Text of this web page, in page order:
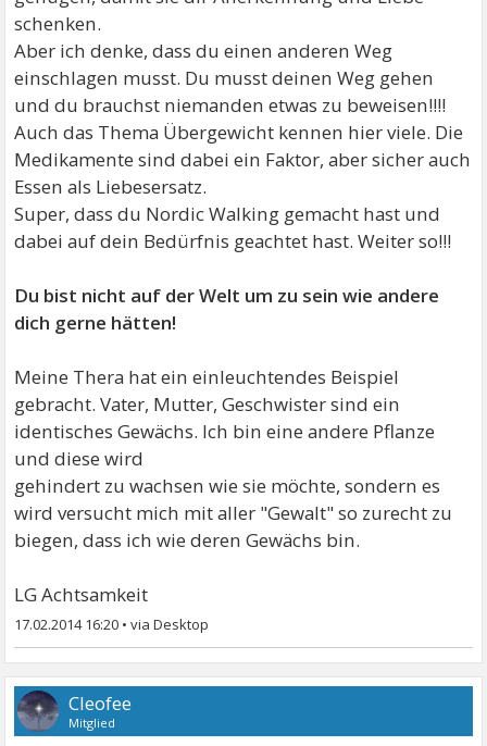
schenken.
Aber ich denke, dass du einen anderen Weg
einschlagen musst. Du musst deinen Weg gehen
und du brauchst niemanden etwas zu beweisen!!!!
Auch das Thema Übergewicht kennen hier viele. Die
Medikamente sind dabei ein Faktor, aber sicher auch
Essen als Liebesersatz.
Super, dass du Nordic Walking gemacht hast und
dabei auf dein Bedürfnis geachtet hast. Weiter so!!!
Du bist nicht auf der Welt um zu sein wie andere
dich gerne hätten!
Meine Thera hat ein einleuchtendes Beispiel
gebracht. Vater, Mutter, Geschwister sind ein
identisches Gewächs. Ich bin eine andere Pflanze
und diese wird
gehindert zu wachsen wie sie möchte, sondern es
wird versucht mich mit aller "Gewalt" so zurecht zu
biegen, dass ich wie deren Gewächs bin.
LG Achtsamkeit
17.02.2014 16:20 •
Cleofee
Mitglied